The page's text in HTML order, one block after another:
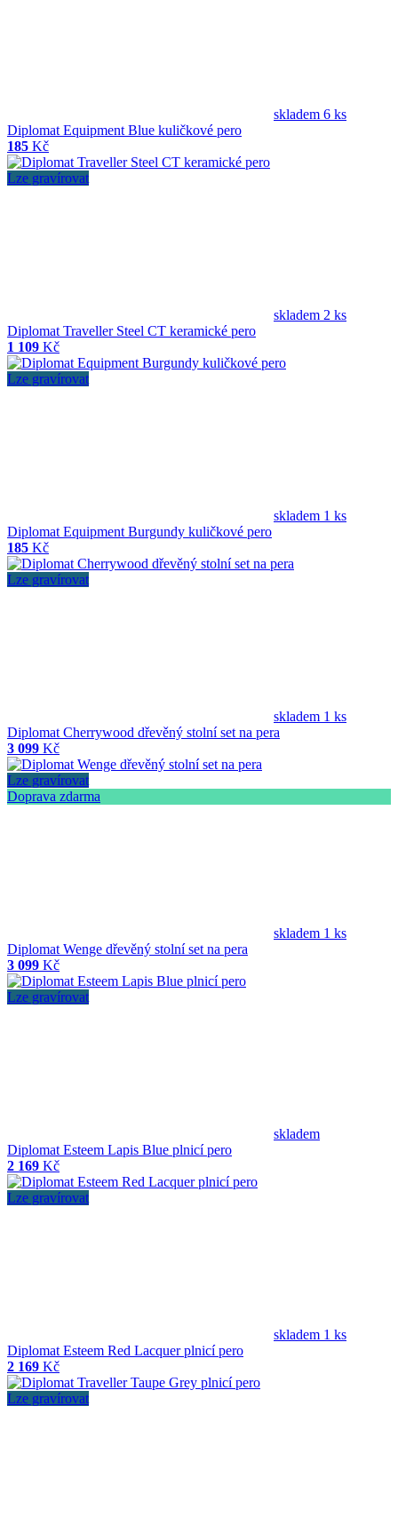
skladem 6 ks
Diplomat Equipment Blue kuličkové pero
185 Kč
Lze gravírovat
skladem 2 ks
Diplomat Traveller Steel CT keramické pero
1 109 Kč
Lze gravírovat
skladem 1 ks
Diplomat Equipment Burgundy kuličkové pero
185 Kč
Lze gravírovat
skladem 1 ks
Diplomat Cherrywood dřevěný stolní set na pera
3 099 Kč
Lze gravírovat
Doprava zdarma
skladem 1 ks
Diplomat Wenge dřevěný stolní set na pera
3 099 Kč
Lze gravírovat
skladem
Diplomat Esteem Lapis Blue plnicí pero
2 169 Kč
Lze gravírovat
skladem 1 ks
Diplomat Esteem Red Lacquer plnicí pero
2 169 Kč
Lze gravírovat